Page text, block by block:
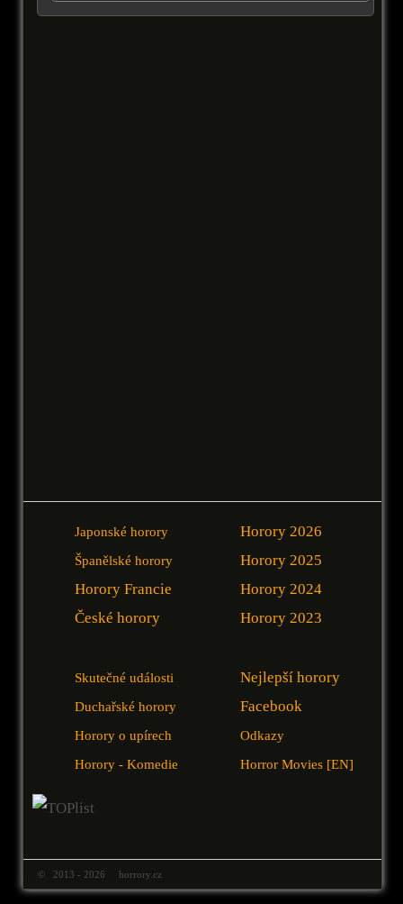
Japonské horory
Španělské horory
Horory Francie
České horory
Horory 2026
Horory 2025
Horory 2024
Horory 2023
Skutečné události
Duchařské horory
Horory o upírech
Horory - Komedie
Nejlepší horory
Facebook
Odkazy
Horror Movies [EN]
© 2013 - 2026 horrory.cz